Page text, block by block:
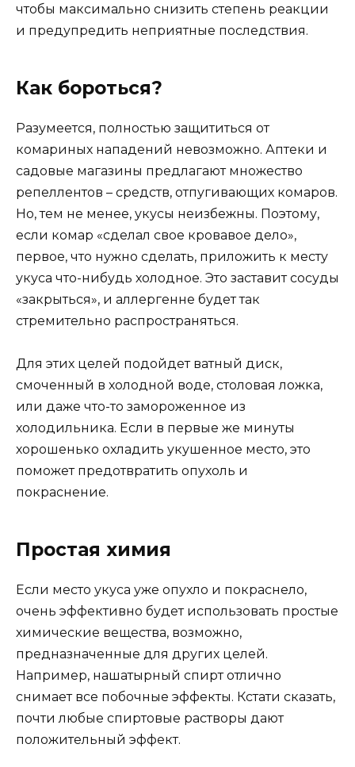
чтобы максимально снизить степень реакции
и предупредить неприятные последствия.
Как бороться?
Разумеется, полностью защититься от
комариных нападений невозможно. Аптеки и
садовые магазины предлагают множество
репеллентов – средств, отпугивающих комаров.
Но, тем не менее, укусы неизбежны. Поэтому,
если комар «сделал свое кровавое дело»,
первое, что нужно сделать, приложить к месту
укуса что-нибудь холодное. Это заставит сосуды
«закрыться», и аллергенне будет так
стремительно распространяться.
Для этих целей подойдет ватный диск,
смоченный в холодной воде, столовая ложка,
или даже что-то замороженное из
холодильника. Если в первые же минуты
хорошенько охладить укушенное место, это
поможет предотвратить опухоль и
покраснение.
Простая химия
Если место укуса уже опухло и покраснело,
очень эффективно будет использовать простые
химические вещества, возможно,
предназначенные для других целей.
Например, нашатырный спирт отлично
снимает все побочные эффекты. Кстати сказать,
почти любые спиртовые растворы дают
положительный эффект.